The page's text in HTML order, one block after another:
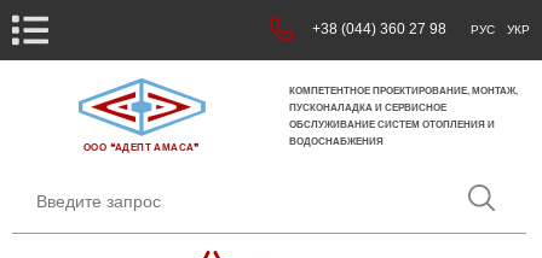
+38 (044) 360 27 98 РУС УКР
ООО ❝АДЕПТ АМАСА❞
КОМПЕТЕНТНОЕ ПРОЕКТИРОВАНИЕ, МОНТАЖ,
ПУСКОНАЛАДКА И СЕРВИСНОЕ
ОБСЛУЖИВАНИЕ СИСТЕМ ОТОПЛЕНИЯ И
ВОДОСНАБЖЕНИЯ